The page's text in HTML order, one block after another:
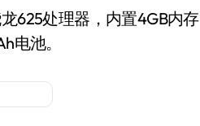
625处理器，内置4GB内存
电池。